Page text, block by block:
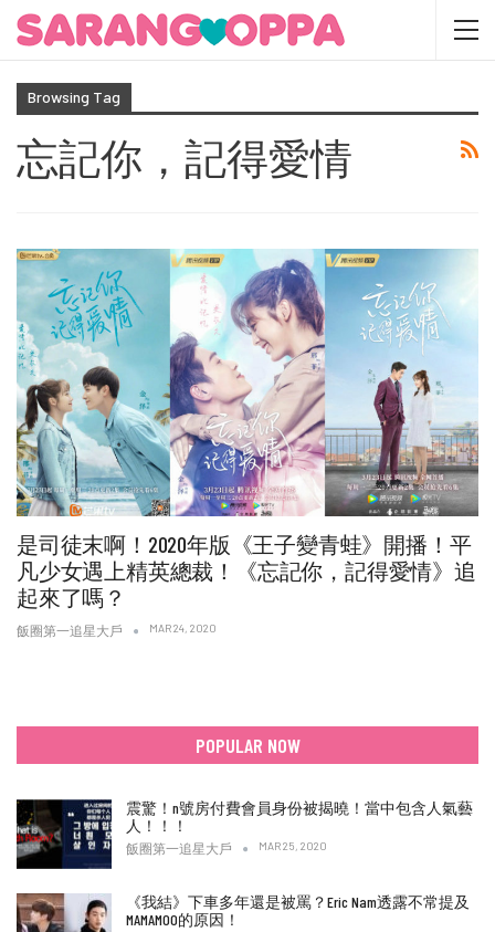
Browsing Tag
忘記你，記得愛情
是司徒末啊！2020年版《王子變青蛙》開播！平
凡少女遇上精英總裁！《忘記你，記得愛情》追
起來了嗎？
飯圈第一追星大戶 MAR 24, 2020
POPULAR NOW
震驚！n號房付費會員身份被揭曉！當中包含人氣藝
人！！！
飯圈第一追星大戶 MAR 25, 2020
《我結》下車多年還是被罵？Eric Nam透露不常提及
MAMAMOO的原因！